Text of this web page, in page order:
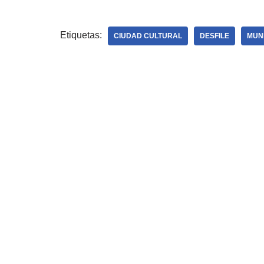
Etiquetas: CIUDAD CULTURAL DESFILE